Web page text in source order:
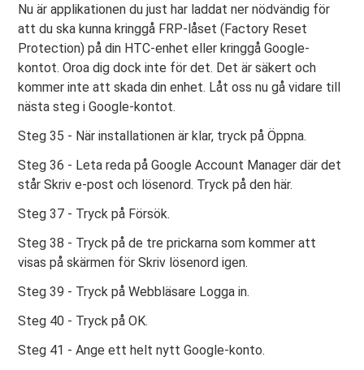
Nu är applikationen du just har laddat ner nödvändig för
att du ska kunna kringgå FRP-låset (Factory Reset
Protection) på din HTC-enhet eller kringgå Google-
kontot. Oroa dig dock inte för det. Det är säkert och
kommer inte att skada din enhet. Låt oss nu gå vidare till
nästa steg i Google-kontot.
Steg 35 - När installationen är klar, tryck på Öppna.
Steg 36 - Leta reda på Google Account Manager där det
står Skriv e-post och lösenord. Tryck på den här.
Steg 37 - Tryck på Försök.
Steg 38 - Tryck på de tre prickarna som kommer att
visas på skärmen för Skriv lösenord igen.
Steg 39 - Tryck på Webbläsare Logga in.
Steg 40 - Tryck på OK.
Steg 41 - Ange ett helt nytt Google-konto.